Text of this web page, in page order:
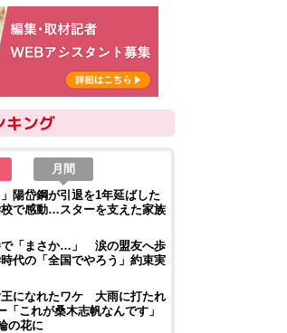
月間
陽岱鋼が引退を1年延ばした
で感動…スターを支えた家族
で「まさか…」 涙の盟友へ歩
代の「全国でやろう」約束実
になれたワケ 大雨に打たれ
これが桑木志帆なんです」
の花に